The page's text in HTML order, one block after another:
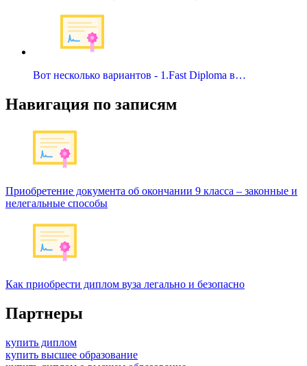
Вот несколько вариантов - 1.Fast Diploma в…
Навигация по записям
Приобретение документа об окончании 9 класса – законные и
нелегальные способы
Как приобрести диплом вуза легально и безопасно
Партнеры
купить диплом
купить высшее образование